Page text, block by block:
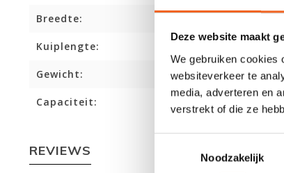
Deze website maakt
We gebruiken cookies
websiteverkeer te
media, adverteren en
verstrekt of die ze
Noodzakelijk
Breedte:
Kuiplengte:
Gewicht:
Capaciteit:
REVIEWS